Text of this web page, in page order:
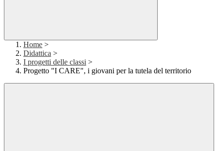
Home >
Didattica >
I progetti delle classi >
Progetto "I CARE", i giovani per la tutela del territorio